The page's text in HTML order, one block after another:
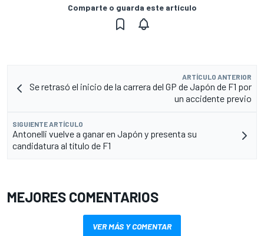
Comparte o guarda este artículo
ARTÍCULO ANTERIOR
Se retrasó el inicio de la carrera del GP de Japón de F1 por
un accidente previo
SIGUIENTE ARTÍCULO
Antonelli vuelve a ganar en Japón y presenta su
candidatura al título de F1
MEJORES COMENTARIOS
VER MÁS Y COMENTAR